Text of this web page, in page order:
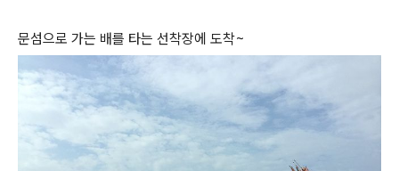
문섬으로 가는 배를 타는 선착장에 도착~